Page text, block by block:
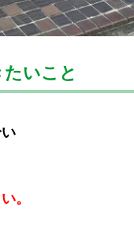
いこと
。